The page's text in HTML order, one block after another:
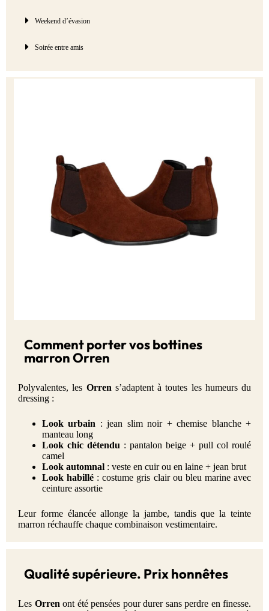
Weekend d’évasion
Soirée entre amis
Comment porter vos bottines
marron Orren
Polyvalentes, les Orren s’adaptent à toutes les humeurs du
dressing :
Look urbain : jean slim noir + chemise blanche +
manteau long
Look chic détendu : pantalon beige + pull col roulé
camel
Look automnal : veste en cuir ou en laine + jean brut
Look habillé : costume gris clair ou bleu marine avec
ceinture assortie
Leur forme élancée allonge la jambe, tandis que la teinte
marron réchauffe chaque combinaison vestimentaire.
Qualité supérieure. Prix honnêtes
Les Orren ont été pensées pour durer sans perdre en finesse.